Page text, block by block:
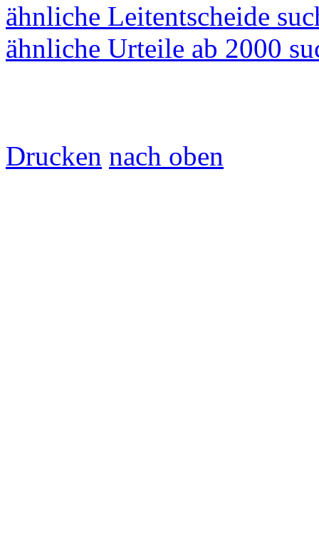
ähnliche Leitentscheide
ähnliche Urteile ab 2000
Drucken nach oben